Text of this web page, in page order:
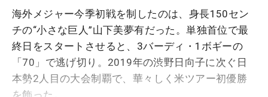
海外メジャー今季初戦を制したのは、身長150セン
チの“小さな巨人”山下美夢有だった。単独首位で最
終日をスタートさせると、3バーディ・1ボギーの
「70」で逃げ切り。2019年の渋野日向子に次ぐ日
本勢2人目の大会制覇で、華々しく米ツアー初優勝